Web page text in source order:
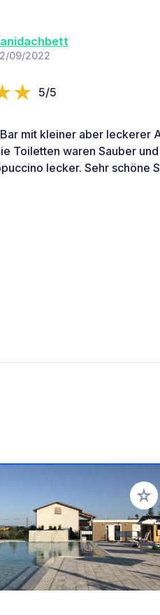
09/2022
5/5
mit kleiner aber leckerer
Toiletten waren Sauber
lecker. Sehr schöne